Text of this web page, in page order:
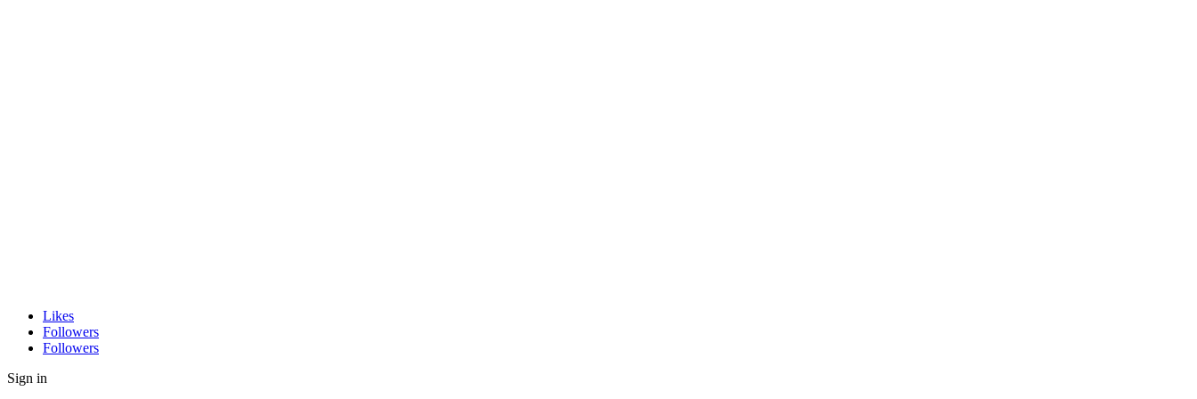
Likes
Followers
Followers
Sign in